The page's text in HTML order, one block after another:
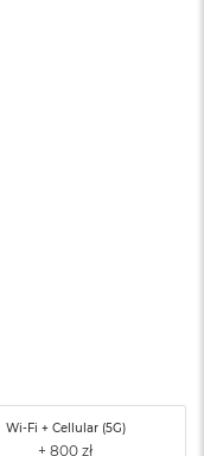
Wi-Fi + Cellular (5G)